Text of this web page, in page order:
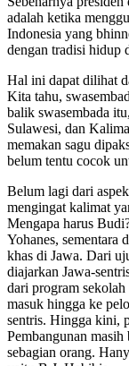
adalah ketika
Indonesia yang
dengan tradisi hidup
Hal ini dapat dilihat
Kita tahu,
balik swasembada
Sulawesi, dan
memakan sagu
belum tentu cocok
Belum lagi dari
mengingat kalimat
Mengapa harus
Yohanes, sementara
khas di Jawa. Dari
diajarkan Jawa-
dari program
masuk hingga ke
sentris. Hingga kini,
Pembangunan
sebagian orang.